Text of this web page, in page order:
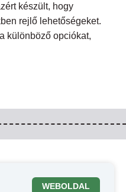
készült, hogy
rejlő lehetőségeket.
különböző opciókat,
WEBOLDAL